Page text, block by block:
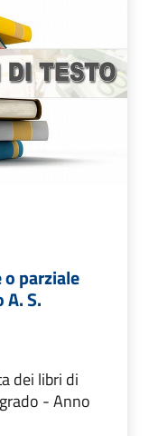
parziale
S.
dei libri di
- Anno